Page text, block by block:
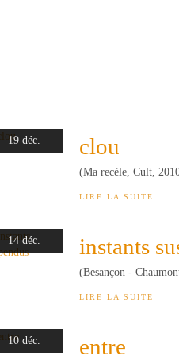
19 déc. clou
(Ma recèle, Cult,
LIRE LA SUITE
14 déc. instants
(Besançon -
LIRE LA SUITE
10 déc. entre